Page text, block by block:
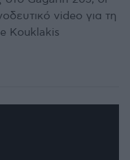
video για τη
Kouklakis